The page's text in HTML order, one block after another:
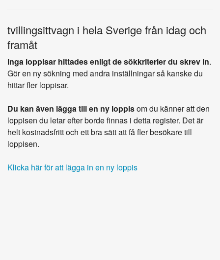
tvillingsittvagn i hela Sverige från idag och
framåt
Inga loppisar hittades enligt de sökkriterier du skrev in.
Gör en ny sökning med andra inställningar så kanske du
hittar fler loppisar.
Du kan även lägga till en ny loppisom du känner att den
loppisen du letar efter borde finnas i detta register. Det är
helt kostnadsfritt och ett bra sätt att få fler besökare till
loppisen.
Klicka här för att lägga in en ny loppis